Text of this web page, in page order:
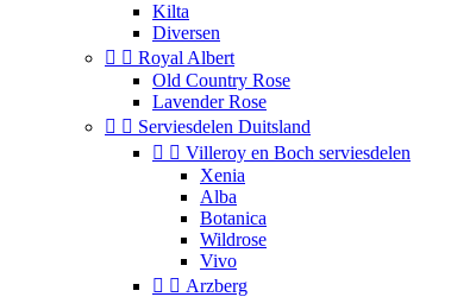
Kilta
Diversen
  Royal Albert
Old Country Rose
Lavender Rose
  Serviesdelen Duitsland
  Villeroy en Boch serviesdelen
Xenia
Alba
Botanica
Wildrose
Vivo
  Arzberg